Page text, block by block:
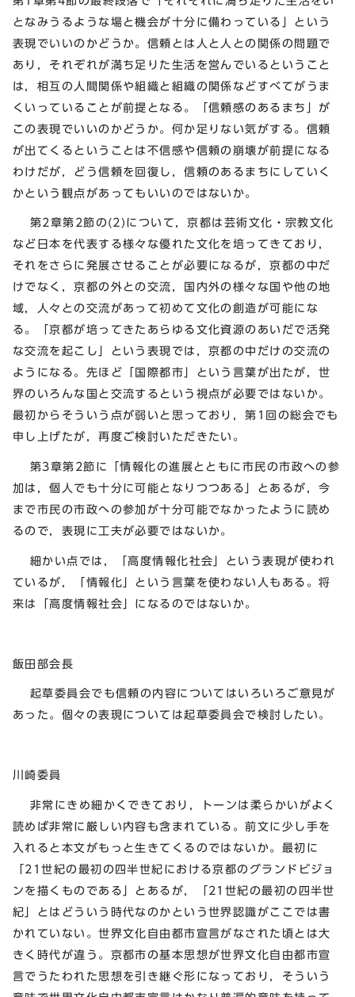
となみうるような場と機会が十分に備わっている」という
表現でいいのかどうか。信頼とは人と人との関係の問題で
あり，それぞれが満ち足りた生活を営んでいるということ
は，相互の人間関係や組織と組織の関係などすべてがうま
くいっていることが前提となる。「信頼感のあるまち」が
この表現でいいのかどうか。何か足りない気がする。信頼
が出てくるということは不信感や信頼の崩壊が前提になる
わけだが，どう信頼を回復し，信頼のあるまちにしていく
かという観点があってもいいのではないか。
第2章第2節の(2)について，京都は芸術文化・宗教文化
など日本を代表する様々な優れた文化を培ってきており，
それをさらに発展させることが必要になるが，京都の中だ
けでなく，京都の外との交流，国内外の様々な国や他の地
域，人々との交流があって初めて文化の創造が可能にな
る。「京都が培ってきたあらゆる文化資源のあいだで活発
な交流を起こし」という表現では，京都の中だけの交流の
ようになる。先ほど「国際都市」という言葉が出たが，世
界のいろんな国と交流するという視点が必要ではないか。
最初からそういう点が弱いと思っており，第1回の総会でも
申し上げたが，再度ご検討いただきたい。
第3章第2節に「情報化の進展とともに市民の市政への参
加は，個人でも十分に可能となりつつある」とあるが，今
まで市民の市政への参加が十分可能でなかったように読め
るので，表現に工夫が必要ではないか。
細かい点では，「高度情報化社会」という表現が使われ
ているが，「情報化」という言葉を使わない人もある。将
来は「高度情報社会」になるのではないか。
飯田部会長
起草委員会でも信頼の内容についてはいろいろご意見が
あった。個々の表現については起草委員会で検討したい。
川崎委員
非常にきめ細かくできており，トーンは柔らかいがよく
読めば非常に厳しい内容も含まれている。前文に少し手を
入れると本文がもっと生きてくるのではないか。最初に
「21世紀の最初の四半世紀における京都のグランドビジョ
ンを描くものである」とあるが，「21世紀の最初の四半世
紀」とはどういう時代なのかという世界認識がここでは書
かれていない。世界文化自由都市宣言がなされた頃とは大
きく時代が違う。京都市の基本思想が世界文化自由都市宣
言でうたわれた思想を引き継ぐ形になっており，そういう